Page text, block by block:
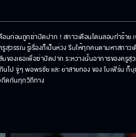
นก่อนถูกฆ่าปิดปาก ! สกาวเดือนโดนลอบทำร้าย
สุวรรณ รู้เรื่องก็เป็นห่วง รีบให้ทุกคนตามหาสกาว
องเธอเพื่อฆ่าปิดปาก ระหว่างนั้นอาการของครู
นไป จู่ๆ พ่อพรชัย และ ย่าสายทอง ของ ใบเฟิร์น
กีดกันทุกวิถีทาง